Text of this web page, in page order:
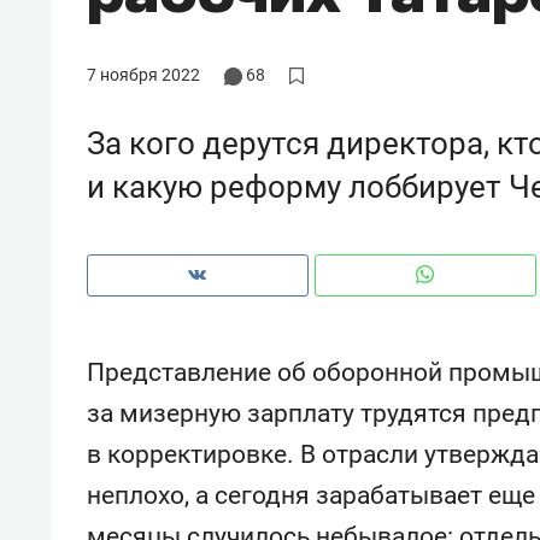
7 ноября 2022 68
За кого дерутся директора,
и какую реформу лоббирует
Представление об оборонной
за мизерную зарплату трудятся
в корректировке. В отрасли
неплохо, а сегодня зарабатывает
рынки, почему надо знать аксакалов и
о трехкратном
«МИР ГРУПП» и ВТБ
оазис жилого
под Казанью
150 камер до
ID вместо ключа:
безопасность в ЖК